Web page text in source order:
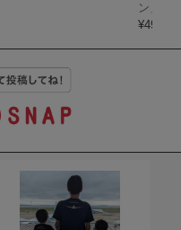
ン」
¥495